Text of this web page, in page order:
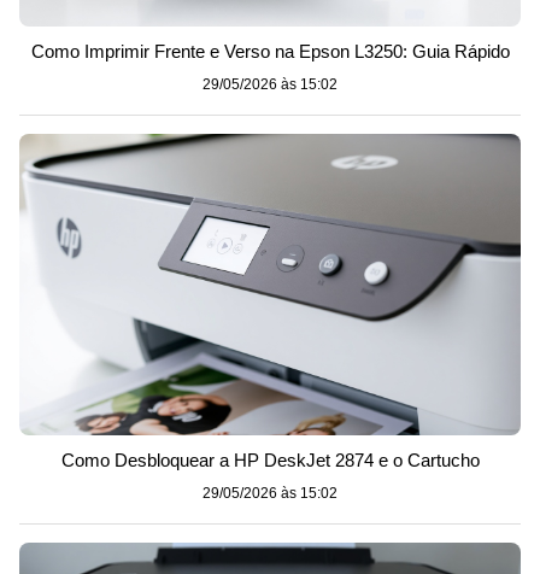
Como Imprimir Frente e Verso na Epson L3250: Guia Rápido
29/05/2026 às 15:02
Como Desbloquear a HP DeskJet 2874 e o Cartucho
29/05/2026 às 15:02